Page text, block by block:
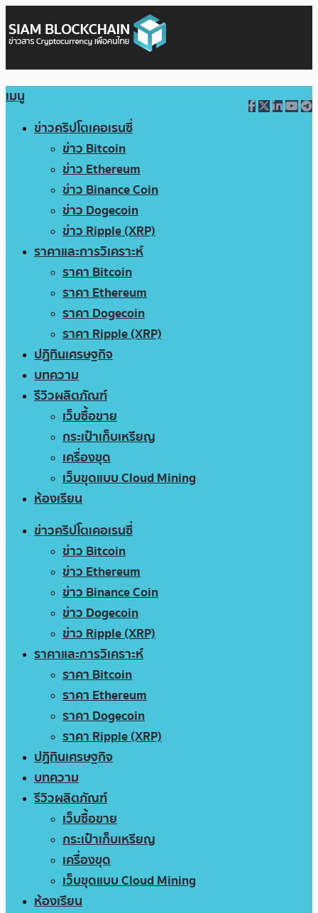
เมนู
ข่าวคริปโตเคอเรนซี่
ข่าว Bitcoin
ข่าว Ethereum
ข่าว Binance Coin
ข่าว Dogecoin
ข่าว Ripple (XRP)
ราคาและการวิเคราะห์
ราคา Bitcoin
ราคา Ethereum
ราคา Dogecoin
ราคา Ripple (XRP)
ปฏิทินเศรษฐกิจ
บทความ
รีวิวผลิตภัณฑ์
เว็บซื้อขาย
กระเป๋าเก็บเหรียญ
เครื่องขุด
เว็บขุดแบบ Cloud Mining
ห้องเรียน
ข่าวคริปโตเคอเรนซี่
ข่าว Bitcoin
ข่าว Ethereum
ข่าว Binance Coin
ข่าว Dogecoin
ข่าว Ripple (XRP)
ราคาและการวิเคราะห์
ราคา Bitcoin
ราคา Ethereum
ราคา Dogecoin
ราคา Ripple (XRP)
ปฏิทินเศรษฐกิจ
บทความ
รีวิวผลิตภัณฑ์
เว็บซื้อขาย
กระเป๋าเก็บเหรียญ
เครื่องขุด
เว็บขุดแบบ Cloud Mining
ห้องเรียน